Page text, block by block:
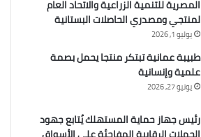
المصرية للتنمية الزراعية والاتحاد العام
لمنتجي ومصدري الحاصلات البستانية
يوليو 1, 2026
طبيبة عمانية تبتكر منتجا يحمل بصمة
علمية وإنسانية
يونيو 27, 2026
رئيس جهاز حماية المستهلك يُتابع جهود